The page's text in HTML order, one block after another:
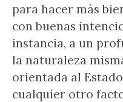
para hacer más
con buenas
instancia, a un
la naturaleza
orientada al
cualquier otro